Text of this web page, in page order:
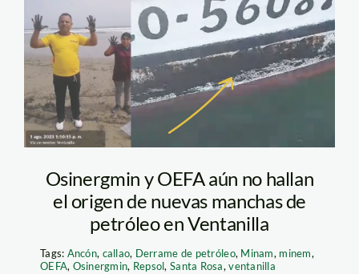
derrame en ventanilla
– 1 de agosro
Osinergmin y OEFA aún no hallan
el origen de nuevas manchas de
petróleo en Ventanilla
Tags: Ancón, callao, Derrame de petróleo, Minam, minem,
OEFA, Osinergmin, Repsol,Santa Rosa,ventanilla